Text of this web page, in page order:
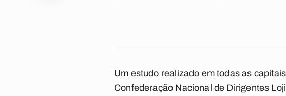
Um estudo realizado em todas as
Confederação Nacional de Dirigentes